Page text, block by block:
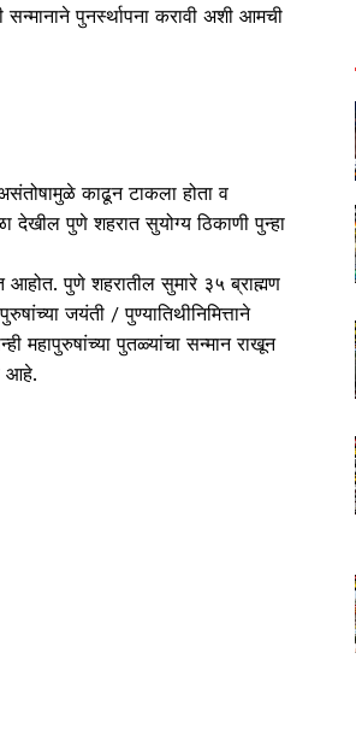
पुनर्स्थापना करावी अशी आमची
काढून टाकला होता व
देखील पुणे शहरात सुयोग्य ठिकाणी पुन्हा
आहोत. पुणे शहरातील सुमारे ३५ ब्राह्मण
जयंती / पुण्यातिथीनिमित्ताने
महापुरुषांच्या पुतळ्यांचा सन्मान राखून
आहे.